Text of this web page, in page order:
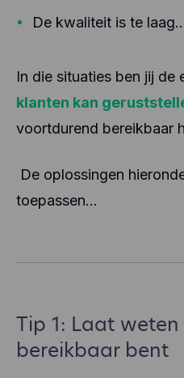
De kwaliteit is te
In die situaties ben jij de
klanten kan
voortdurend bereikbaar
De oplossingen
toepassen…
Tip 1: Laat
bereikbaar bent